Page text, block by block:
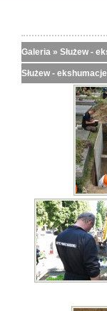
Galeria » Służew -
Służew -